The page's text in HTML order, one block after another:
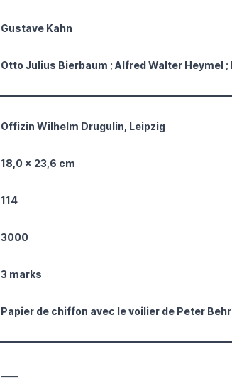
Gustave Kahn
Otto Julius Bierbaum ; Alfred Walter Heymel
Offizin Wilhelm Drugulin, Leipzig
18,0 x 23,6 cm
114
3000
3 marks
Papier de chiffon avec le voilier de Peter